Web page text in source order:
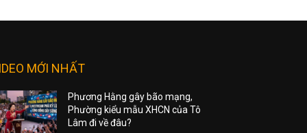
MỚI NHẤT
Phương Hằng gây bão mạng,
Phường kiểu mẫu XHCN của Tô
Lâm đi về đâu?